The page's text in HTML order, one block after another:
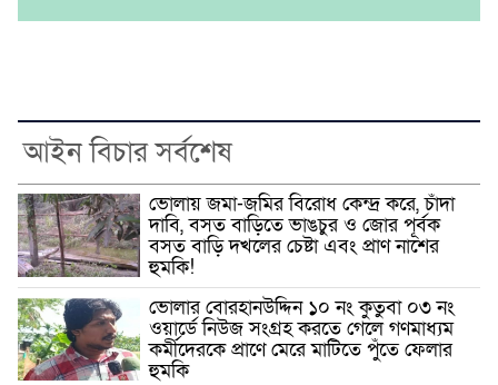
আইন বিচার সর্বশেষ
ভোলায় জমা-জমির বিরোধ কেন্দ্র করে, চাঁদা
দাবি, বসত বাড়িতে ভাঙচুর ও জোর পূর্বক
বসত বাড়ি দখলের চেষ্টা এবং প্রাণ নাশের
হুমকি! ‎
ভোলার বোরহানউদ্দিন ১০ নং কুতুবা ০৩ নং
ওয়ার্ডে নিউজ সংগ্রহ করতে গেলে গণমাধ্যম
কর্মীদেরকে প্রাণে মেরে মাটিতে পুঁতে ফেলার
হুমকি